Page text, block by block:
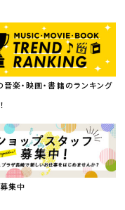
楽・映画・書籍のランキング
集中